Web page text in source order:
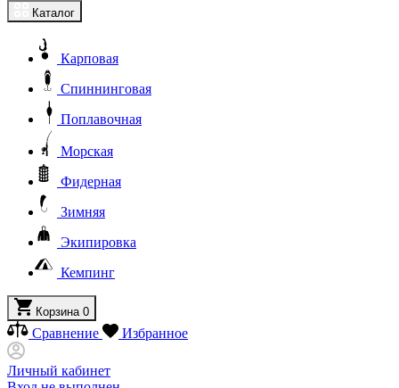
Каталог
Карповая
Спиннинговая
Поплавочная
Морская
Фидерная
Зимняя
Экипировка
Кемпинг
Корзина 0
Сравнение Избранное
Личный кабинет